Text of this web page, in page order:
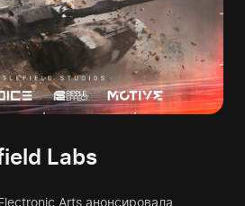
Labs
Arts анонсировала